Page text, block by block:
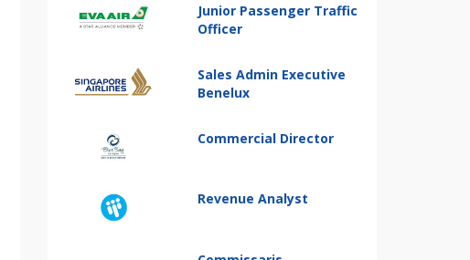
Junior Passenger Traffic
Officer
Sales Admin Executive
Benelux
Commercial Director
Revenue Analyst